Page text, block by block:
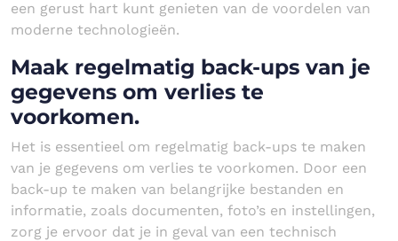
een gerust hart kunt genieten van de voordelen van
moderne technologieën.
Maak regelmatig back-ups van je
gegevens om verlies te
voorkomen.
Het is essentieel om regelmatig back-ups te maken
van je gegevens om verlies te voorkomen. Door een
back-up te maken van belangrijke bestanden en
informatie, zoals documenten, foto’s en instellingen,
zorg je ervoor dat je in geval van een technisch